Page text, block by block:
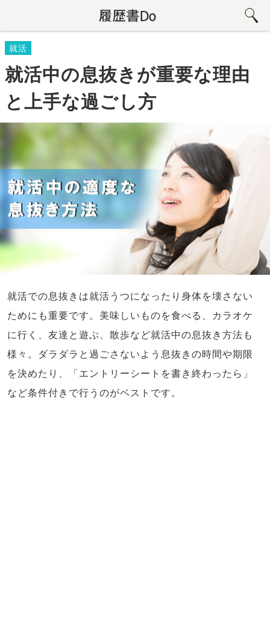
就活
就活中の息抜きが重要な理由
と上手な過ごし方
就活での息抜きは就活うつになったり身体を壊さない
ためにも重要です。美味しいものを食べる、カラオケ
に行く、友達と遊ぶ、散歩など就活中の息抜き方法も
様々。ダラダラと過ごさないよう息抜きの時間や期限
を決めたり、「エントリーシートを書き終わったら」
など条件付きで行うのがベストです。